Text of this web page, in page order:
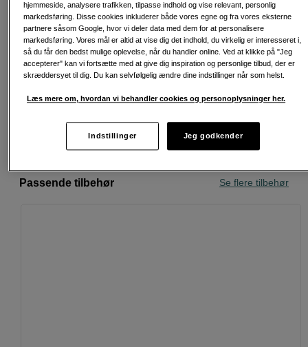
Fri fragt ved køb over 500 kr.
Passende tilbehør Se flere tilbehør
hjemmeside, analysere trafikken, tilpasse indhold og vise relevant, personlig
markedsføring. Disse cookies inkluderer både vores egne og fra vores eksterne
partnere såsom Google, hvor vi deler data med dem for at personalisere
markedsføring. Vores mål er altid at vise dig det indhold, du virkelig er interesseret i,
så du får den bedst mulige oplevelse, når du handler online. Ved at klikke på "Jeg
accepterer" kan vi fortsætte med at give dig inspiration og personlige tilbud, der er
skræddersyet til dig. Du kan selvfølgelig ændre dine indstillinger når som helst.
Læs mere om, hvordan vi behandler cookies og personoplysninger her.
Indstillinger Jeg godkender